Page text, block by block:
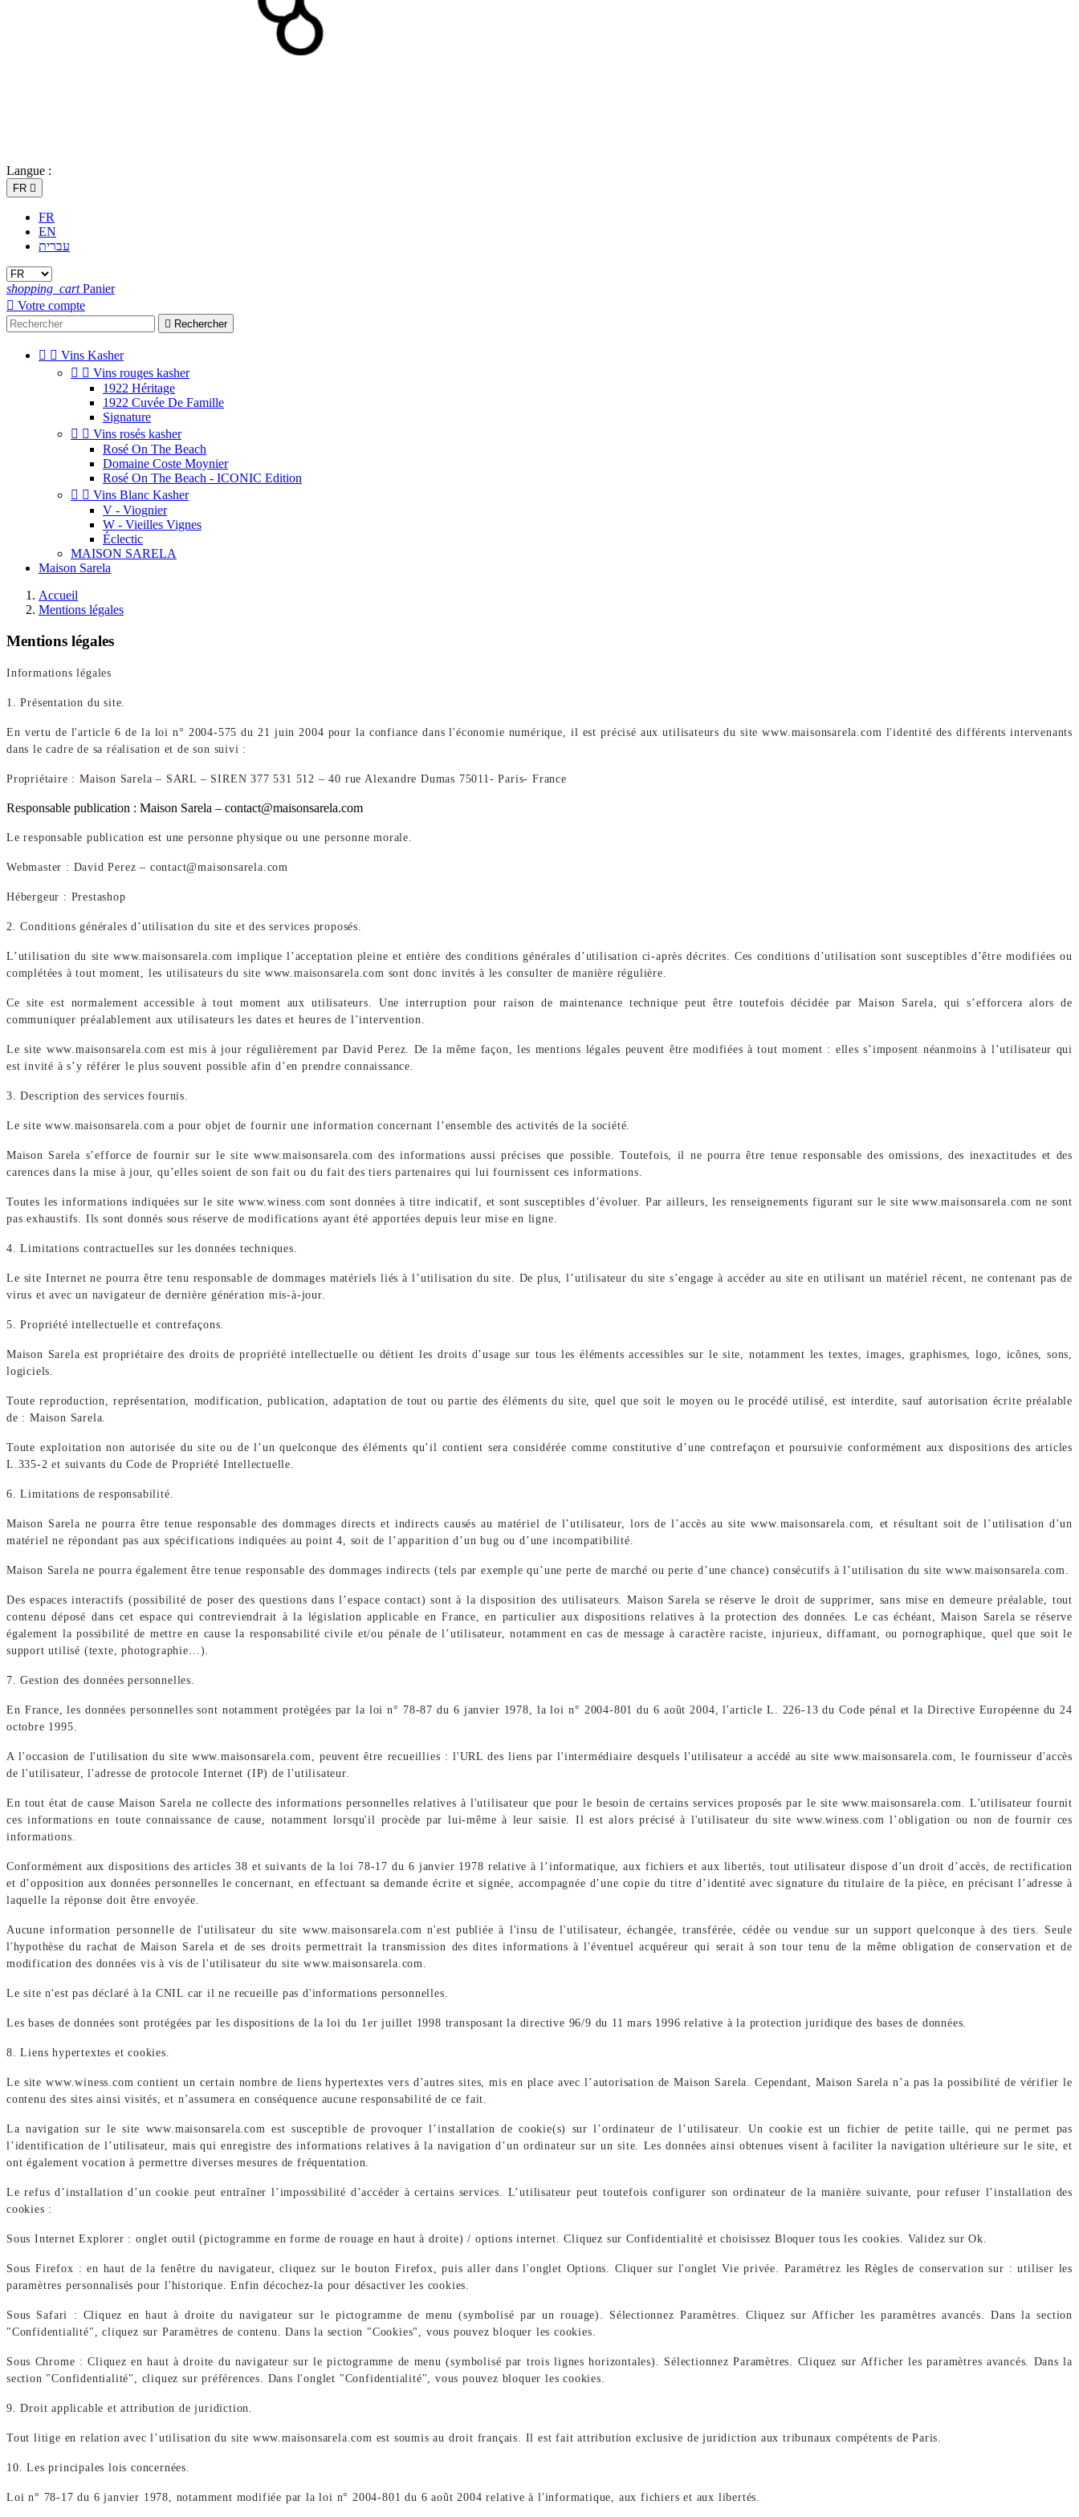
Langue :
FR 
FR
EN
עברית
shopping_cart Panier
 Votre compte
 Rechercher
  Vins Kasher
  Vins rouges kasher
1922 Héritage
1922 Cuvée De Famille
Signature
  Vins rosés kasher
Rosé On The Beach
Domaine Coste Moynier
Rosé On The Beach - ICONIC Edition
  Vins Blanc Kasher
V - Viognier
W - Vieilles Vignes
Éclectic
MAISON SARELA
Maison Sarela
Accueil
Mentions légales
Mentions légales
Informations légales
1. Présentation du site.
En vertu de l'article 6 de la loi n° 2004-575 du 21 juin 2004 pour la confiance dans l'économie numérique, il est précisé aux utilisateurs du site www.maisonsarela.com l'identité des différents intervenants
dans le cadre de sa réalisation et de son suivi :
Propriétaire : Maison Sarela – SARL – SIREN 377 531 512 – 40 rue Alexandre Dumas 75011- Paris- France
Responsable publication : Maison Sarela – contact@maisonsarela.com
Le responsable publication est une personne physique ou une personne morale.
Webmaster : David Perez – contact@maisonsarela.com
Hébergeur : Prestashop
2. Conditions générales d’utilisation du site et des services proposés.
L’utilisation du site www.maisonsarela.com implique l’acceptation pleine et entière des conditions générales d’utilisation ci-après décrites. Ces conditions d’utilisation sont susceptibles d’être modifiées ou
complétées à tout moment, les utilisateurs du site www.maisonsarela.com sont donc invités à les consulter de manière régulière.
Ce site est normalement accessible à tout moment aux utilisateurs. Une interruption pour raison de maintenance technique peut être toutefois décidée par Maison Sarela, qui s’efforcera alors de
communiquer préalablement aux utilisateurs les dates et heures de l’intervention.
Le site www.maisonsarela.com est mis à jour régulièrement par David Perez. De la même façon, les mentions légales peuvent être modifiées à tout moment : elles s’imposent néanmoins à l’utilisateur qui
est invité à s’y référer le plus souvent possible afin d’en prendre connaissance.
3. Description des services fournis.
Le site www.maisonsarela.com a pour objet de fournir une information concernant l’ensemble des activités de la société.
Maison Sarela s’efforce de fournir sur le site www.maisonsarela.com des informations aussi précises que possible. Toutefois, il ne pourra être tenue responsable des omissions, des inexactitudes et des
carences dans la mise à jour, qu’elles soient de son fait ou du fait des tiers partenaires qui lui fournissent ces informations.
Toutes les informations indiquées sur le site www.winess.com sont données à titre indicatif, et sont susceptibles d’évoluer. Par ailleurs, les renseignements figurant sur le site www.maisonsarela.com ne sont
pas exhaustifs. Ils sont donnés sous réserve de modifications ayant été apportées depuis leur mise en ligne.
4. Limitations contractuelles sur les données techniques.
Le site Internet ne pourra être tenu responsable de dommages matériels liés à l’utilisation du site. De plus, l’utilisateur du site s’engage à accéder au site en utilisant un matériel récent, ne contenant pas de
virus et avec un navigateur de dernière génération mis-à-jour.
5. Propriété intellectuelle et contrefaçons.
Maison Sarela est propriétaire des droits de propriété intellectuelle ou détient les droits d’usage sur tous les éléments accessibles sur le site, notamment les textes, images, graphismes, logo, icônes, sons,
logiciels.
Toute reproduction, représentation, modification, publication, adaptation de tout ou partie des éléments du site, quel que soit le moyen ou le procédé utilisé, est interdite, sauf autorisation écrite préalable
de : Maison Sarela.
Toute exploitation non autorisée du site ou de l’un quelconque des éléments qu’il contient sera considérée comme constitutive d’une contrefaçon et poursuivie conformément aux dispositions des articles
L.335-2 et suivants du Code de Propriété Intellectuelle.
6. Limitations de responsabilité.
Maison Sarela ne pourra être tenue responsable des dommages directs et indirects causés au matériel de l’utilisateur, lors de l’accès au site www.maisonsarela.com, et résultant soit de l’utilisation d’un
matériel ne répondant pas aux spécifications indiquées au point 4, soit de l’apparition d’un bug ou d’une incompatibilité.
Maison Sarela ne pourra également être tenue responsable des dommages indirects (tels par exemple qu’une perte de marché ou perte d’une chance) consécutifs à l’utilisation du site www.maisonsarela.com.
Des espaces interactifs (possibilité de poser des questions dans l’espace contact) sont à la disposition des utilisateurs. Maison Sarela se réserve le droit de supprimer, sans mise en demeure préalable, tout
contenu déposé dans cet espace qui contreviendrait à la législation applicable en France, en particulier aux dispositions relatives à la protection des données. Le cas échéant, Maison Sarela se réserve
également la possibilité de mettre en cause la responsabilité civile et/ou pénale de l’utilisateur, notamment en cas de message à caractère raciste, injurieux, diffamant, ou pornographique, quel que soit le
support utilisé (texte, photographie…).
7. Gestion des données personnelles.
En France, les données personnelles sont notamment protégées par la loi n° 78-87 du 6 janvier 1978, la loi n° 2004-801 du 6 août 2004, l'article L. 226-13 du Code pénal et la Directive Européenne du 24
octobre 1995.
A l'occasion de l'utilisation du site www.maisonsarela.com, peuvent être recueillies : l'URL des liens par l'intermédiaire desquels l'utilisateur a accédé au site www.maisonsarela.com, le fournisseur d'accès
de l'utilisateur, l'adresse de protocole Internet (IP) de l'utilisateur.
En tout état de cause Maison Sarela ne collecte des informations personnelles relatives à l'utilisateur que pour le besoin de certains services proposés par le site www.maisonsarela.com. L'utilisateur fournit
ces informations en toute connaissance de cause, notamment lorsqu'il procède par lui-même à leur saisie. Il est alors précisé à l'utilisateur du site www.winess.com l’obligation ou non de fournir ces
informations.
Conformément aux dispositions des articles 38 et suivants de la loi 78-17 du 6 janvier 1978 relative à l’informatique, aux fichiers et aux libertés, tout utilisateur dispose d’un droit d’accès, de rectification
et d’opposition aux données personnelles le concernant, en effectuant sa demande écrite et signée, accompagnée d’une copie du titre d’identité avec signature du titulaire de la pièce, en précisant l’adresse à
laquelle la réponse doit être envoyée.
Aucune information personnelle de l'utilisateur du site www.maisonsarela.com n'est publiée à l'insu de l'utilisateur, échangée, transférée, cédée ou vendue sur un support quelconque à des tiers. Seule
l'hypothèse du rachat de Maison Sarela et de ses droits permettrait la transmission des dites informations à l'éventuel acquéreur qui serait à son tour tenu de la même obligation de conservation et de
modification des données vis à vis de l'utilisateur du site www.maisonsarela.com.
Le site n'est pas déclaré à la CNIL car il ne recueille pas d'informations personnelles.
Les bases de données sont protégées par les dispositions de la loi du 1er juillet 1998 transposant la directive 96/9 du 11 mars 1996 relative à la protection juridique des bases de données.
8. Liens hypertextes et cookies.
Le site www.winess.com contient un certain nombre de liens hypertextes vers d’autres sites, mis en place avec l’autorisation de Maison Sarela. Cependant, Maison Sarela n’a pas la possibilité de vérifier le
contenu des sites ainsi visités, et n’assumera en conséquence aucune responsabilité de ce fait.
La navigation sur le site www.maisonsarela.com est susceptible de provoquer l’installation de cookie(s) sur l’ordinateur de l’utilisateur. Un cookie est un fichier de petite taille, qui ne permet pas
l’identification de l’utilisateur, mais qui enregistre des informations relatives à la navigation d’un ordinateur sur un site. Les données ainsi obtenues visent à faciliter la navigation ultérieure sur le site, et
ont également vocation à permettre diverses mesures de fréquentation.
Le refus d’installation d’un cookie peut entraîner l’impossibilité d’accéder à certains services. L’utilisateur peut toutefois configurer son ordinateur de la manière suivante, pour refuser l’installation des
cookies :
Sous Internet Explorer : onglet outil (pictogramme en forme de rouage en haut à droite) / options internet. Cliquez sur Confidentialité et choisissez Bloquer tous les cookies. Validez sur Ok.
Sous Firefox : en haut de la fenêtre du navigateur, cliquez sur le bouton Firefox, puis aller dans l'onglet Options. Cliquer sur l'onglet Vie privée. Paramétrez les Règles de conservation sur : utiliser les
paramètres personnalisés pour l'historique. Enfin décochez-la pour désactiver les cookies.
Sous Safari : Cliquez en haut à droite du navigateur sur le pictogramme de menu (symbolisé par un rouage). Sélectionnez Paramètres. Cliquez sur Afficher les paramètres avancés. Dans la section
"Confidentialité", cliquez sur Paramètres de contenu. Dans la section "Cookies", vous pouvez bloquer les cookies.
Sous Chrome : Cliquez en haut à droite du navigateur sur le pictogramme de menu (symbolisé par trois lignes horizontales). Sélectionnez Paramètres. Cliquez sur Afficher les paramètres avancés. Dans la
section "Confidentialité", cliquez sur préférences. Dans l'onglet "Confidentialité", vous pouvez bloquer les cookies.
9. Droit applicable et attribution de juridiction.
Tout litige en relation avec l’utilisation du site www.maisonsarela.com est soumis au droit français. Il est fait attribution exclusive de juridiction aux tribunaux compétents de Paris.
10. Les principales lois concernées.
Loi n° 78-17 du 6 janvier 1978, notamment modifiée par la loi n° 2004-801 du 6 août 2004 relative à l'informatique, aux fichiers et aux libertés.